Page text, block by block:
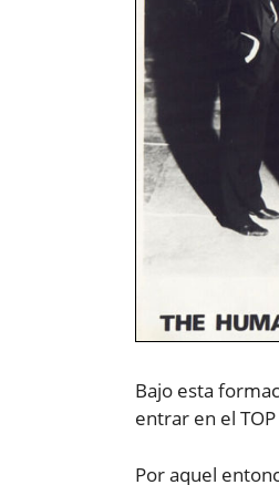
Bajo esta
entrar en el
Por aquel